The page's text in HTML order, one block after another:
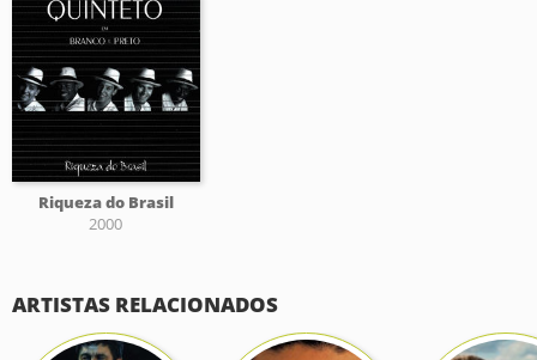
Riqueza do Brasil
2000
ARTISTAS RELACIONADOS